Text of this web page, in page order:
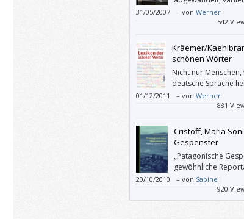
macht es nichts,
beinahe drei Jahre braucht,
fertigzulesen: Es ist immer
einem fort interessant.
31/05/2007 – von Werner
542
Kräemer/
schönen Wörter
Nicht nur
deutsche Sprache
diesem Büchlein
haben.
01/12/2011 – von Werner
881
Cristoff, Maria
Gespenster
„Patagonische
gewöhnliche
literarischen,
persönlichen Bezüge weit
20/10/2010 – von Sabine
920